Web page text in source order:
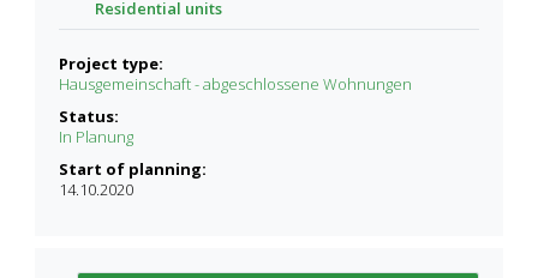
Residential units
Project type:
Hausgemeinschaft - abgeschlossene Wohnungen
Status:
In Planung
Start of planning:
14.10.2020